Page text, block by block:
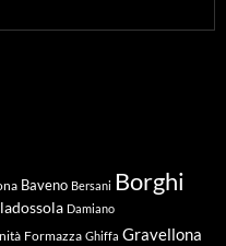
Baveno Bersani Borghi
Damiano
Formazza Ghiffa Gravellona